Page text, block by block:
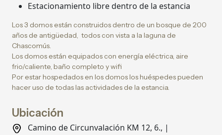
Estacionamiento libre dentro de la estancia
Los 3 domos están construidos dentro de un bosque de 200
años de antigüedad, todos con vista a la laguna de
Chascomús.
Los domos están equipados con energía eléctrica, aire
frio/caliente, baño completo y wifi
Por estar hospedados en los domos los huéspedes pueden
hacer uso de todas las actividades de la estancia.
Ubicación
Camino de Circunvalación KM 12, 6., |